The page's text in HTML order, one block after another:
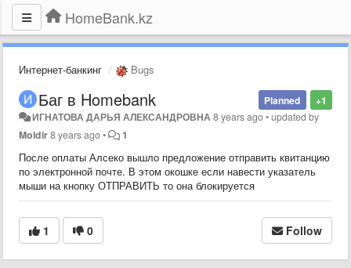
HomeBank.kz
Интернет-банкинг Bugs
+1
Planned
Баг в Homebank
ИГНАТОВА ДАРЬЯ АЛЕКСАНДРОВНА 8 years ago•updated by
Moldir8 years ago• 1
После оплаты Алсеко вышло предложение отправить квитанцию
по электронной почте. В этом окошке если навести указатель
мыши на кнопку ОТПРАВИТЬ то она блокируется
1 0 Follow